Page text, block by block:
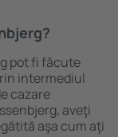
pot fi făcute
intermediul
cazare
aveţi
aşa cum aţi